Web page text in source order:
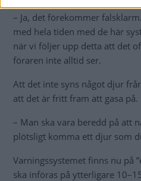
– Ja, det förekommer
med hela tiden med de här
när vi följer upp detta att det
föraren inte alltid ser.
Att det inte syns något djur
att det är fritt fram att gasa på.
– Man ska vara beredd på att
plötsligt komma ett djur som
Varningssystemet finns nu på
ska införas på ytterligare